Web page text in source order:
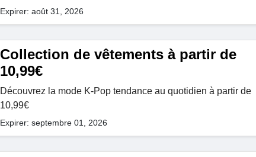
Expirer: août 31, 2026
Collection de vêtements à partir de
10,99€
Découvrez la mode K-Pop tendance au quotidien à partir de
10,99€
Expirer: septembre 01, 2026